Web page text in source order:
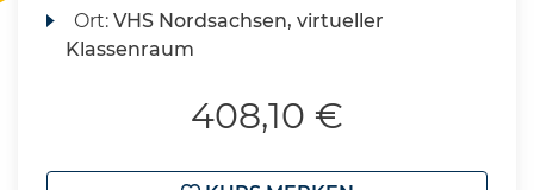
Ort:VHS Nordsachsen, virtueller
Klassenraum
408,10 €